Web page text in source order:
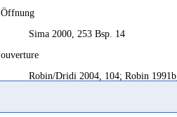
Öffnung
Sima 2000, 253 Bsp. 14
ouverture
Robin/Dridi 2004, 104; Robin